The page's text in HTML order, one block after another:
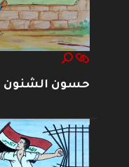
حسون الشنون